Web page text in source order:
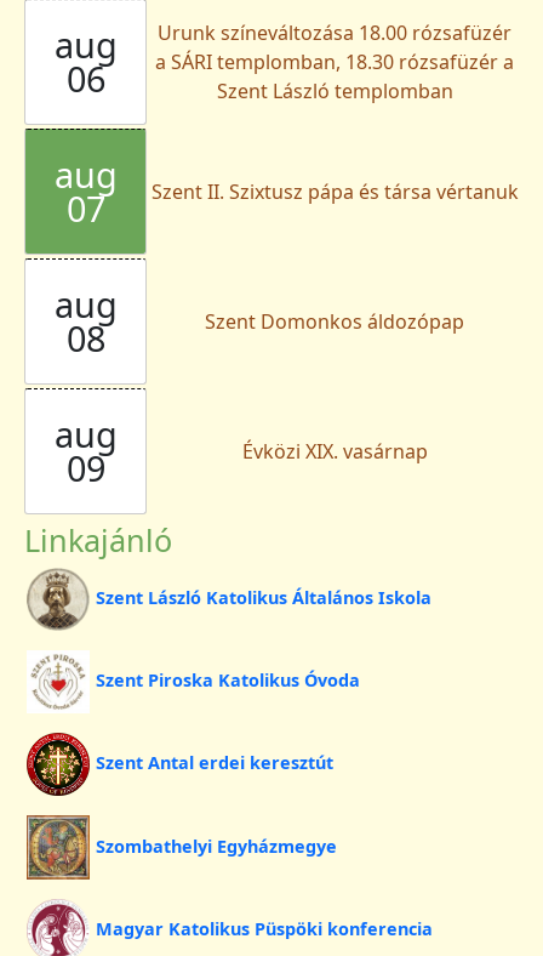
aug
06
Urunk színeváltozása 18.00 rózsafüzér
a SÁRI templomban, 18.30 rózsafüzér a
Szent László templomban
aug
07 Szent II. Szixtusz pápa és társa vértanuk
aug
08 Szent Domonkos áldozópap
aug
09 Évközi XIX. vasárnap
Linkajánló
Szent László Katolikus Általános Iskola
Szent Piroska Katolikus Óvoda
Szent Antal erdei keresztút
Szombathelyi Egyházmegye
Magyar Katolikus Püspöki konferencia